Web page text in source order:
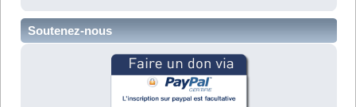
Soutenez-nous